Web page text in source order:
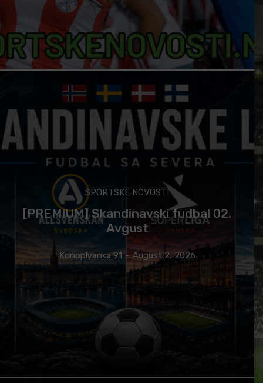
SPORTSKE NOVOSTI
[PREMIUM] Skandinavski fudbal 02.
Avgust
Konoplyanka 91 - August 2, 2026